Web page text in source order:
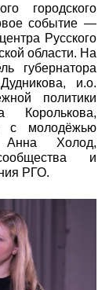
городского
событие —
Русского
области. На
губернатора
и.о.
политики
Королькова,
с молодёжью
Анна Холод,
и
РГО.